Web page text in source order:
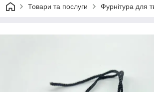
Товари та послуги Фурнітура для